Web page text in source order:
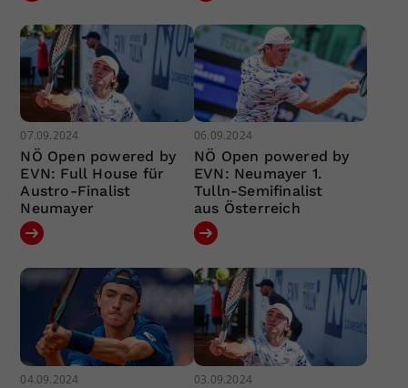
07.09.2024
NÖ Open powered by
EVN: Full House für
Austro-Finalist
Neumayer
06.09.2024
NÖ Open powered by
EVN: Neumayer 1.
Tulln-Semifinalist
aus Österreich
04.09.2024 03.09.2024